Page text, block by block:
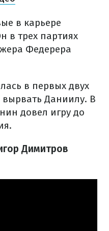
в карьере
в трех партиях
Федерера
в первых двух
вырвать Даниилу. В
довел игру до
Димитров